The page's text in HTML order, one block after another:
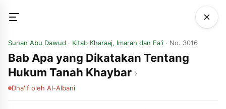
Sunan Abu Dawud · Kitab Kharaaj, Imarah dan Fa'i · No. 3016
Bab Apa yang Dikatakan Tentang
Hukum Tanah Khaybar
Dha'if oleh Al-Albani